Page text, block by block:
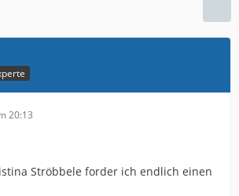
20:13
Ströbbele forder ich endlich einen